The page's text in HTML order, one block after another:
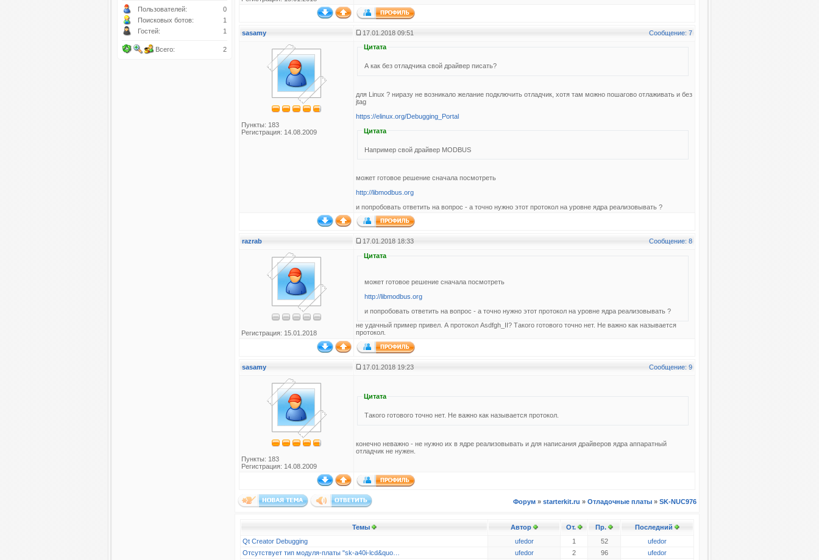
Пользователей:
0
Поисковых ботов:
1
Гостей:
1
Всего: 2
sasamy 17.01.2018 09:51 Сообщение: 7
Пункты: 183
Регистрация: 14.08.2009
Цитата
А как без отладчика свой драйвер писать?
для Linux ? ниразу не возникало желание подключить отладчик, хотя там можно пошагово отлаживать и без
jtag
https://elinux.org/Debugging_Portal
Цитата
Например свой драйвер MODBUS
может готовое решение сначала посмотреть
http://libmodbus.org
и попробовать ответить на вопрос - а точно нужно этот протокол на уровне ядра реализовывать ?
razrab 17.01.2018 18:33 Сообщение: 8
Регистрация: 15.01.2018
Цитата
может готовое решение сначала посмотреть
http://libmodbus.org
и попробовать ответить на вопрос - а точно нужно этот протокол на уровне ядра реализовывать ?
не удачный пример привел. А протокол Asdfgh_II? Такого готового точно нет. Не важно как называется
протокол.
sasamy 17.01.2018 19:23 Сообщение: 9
Пункты: 183
Регистрация: 14.08.2009
Цитата
Такого готового точно нет. Не важно как называется протокол.
конечно неважно - не нужно их в ядре реализовывать и для написания драйверов ядра аппаратный
отладчик не нужен.
Форум » starterkit.ru » Отладочные платы » SK-NUC976
Темы Автор От. Пр.
Последний
Qt Creator Debugging
ufedor 1 52
ufedor
Отсутствует тип модуля-платы "sk-a40i-lcd&quo…
ufedor 2 96 ufedor